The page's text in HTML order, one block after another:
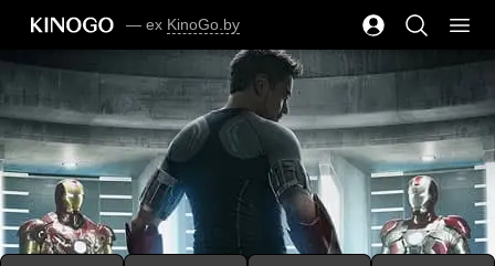
— ex KinoGo.by